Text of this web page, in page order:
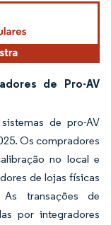
de Pro-AV
de pro-AV
Os compradores
no local e
de lojas físicas
transações de
por integradores